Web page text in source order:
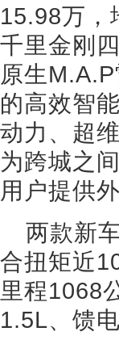
15.98万，
千里金刚
原生
的高效智
动力、超
为跨城之
用户提供
两款新
合扭矩近
里程1068
1.5L、馈